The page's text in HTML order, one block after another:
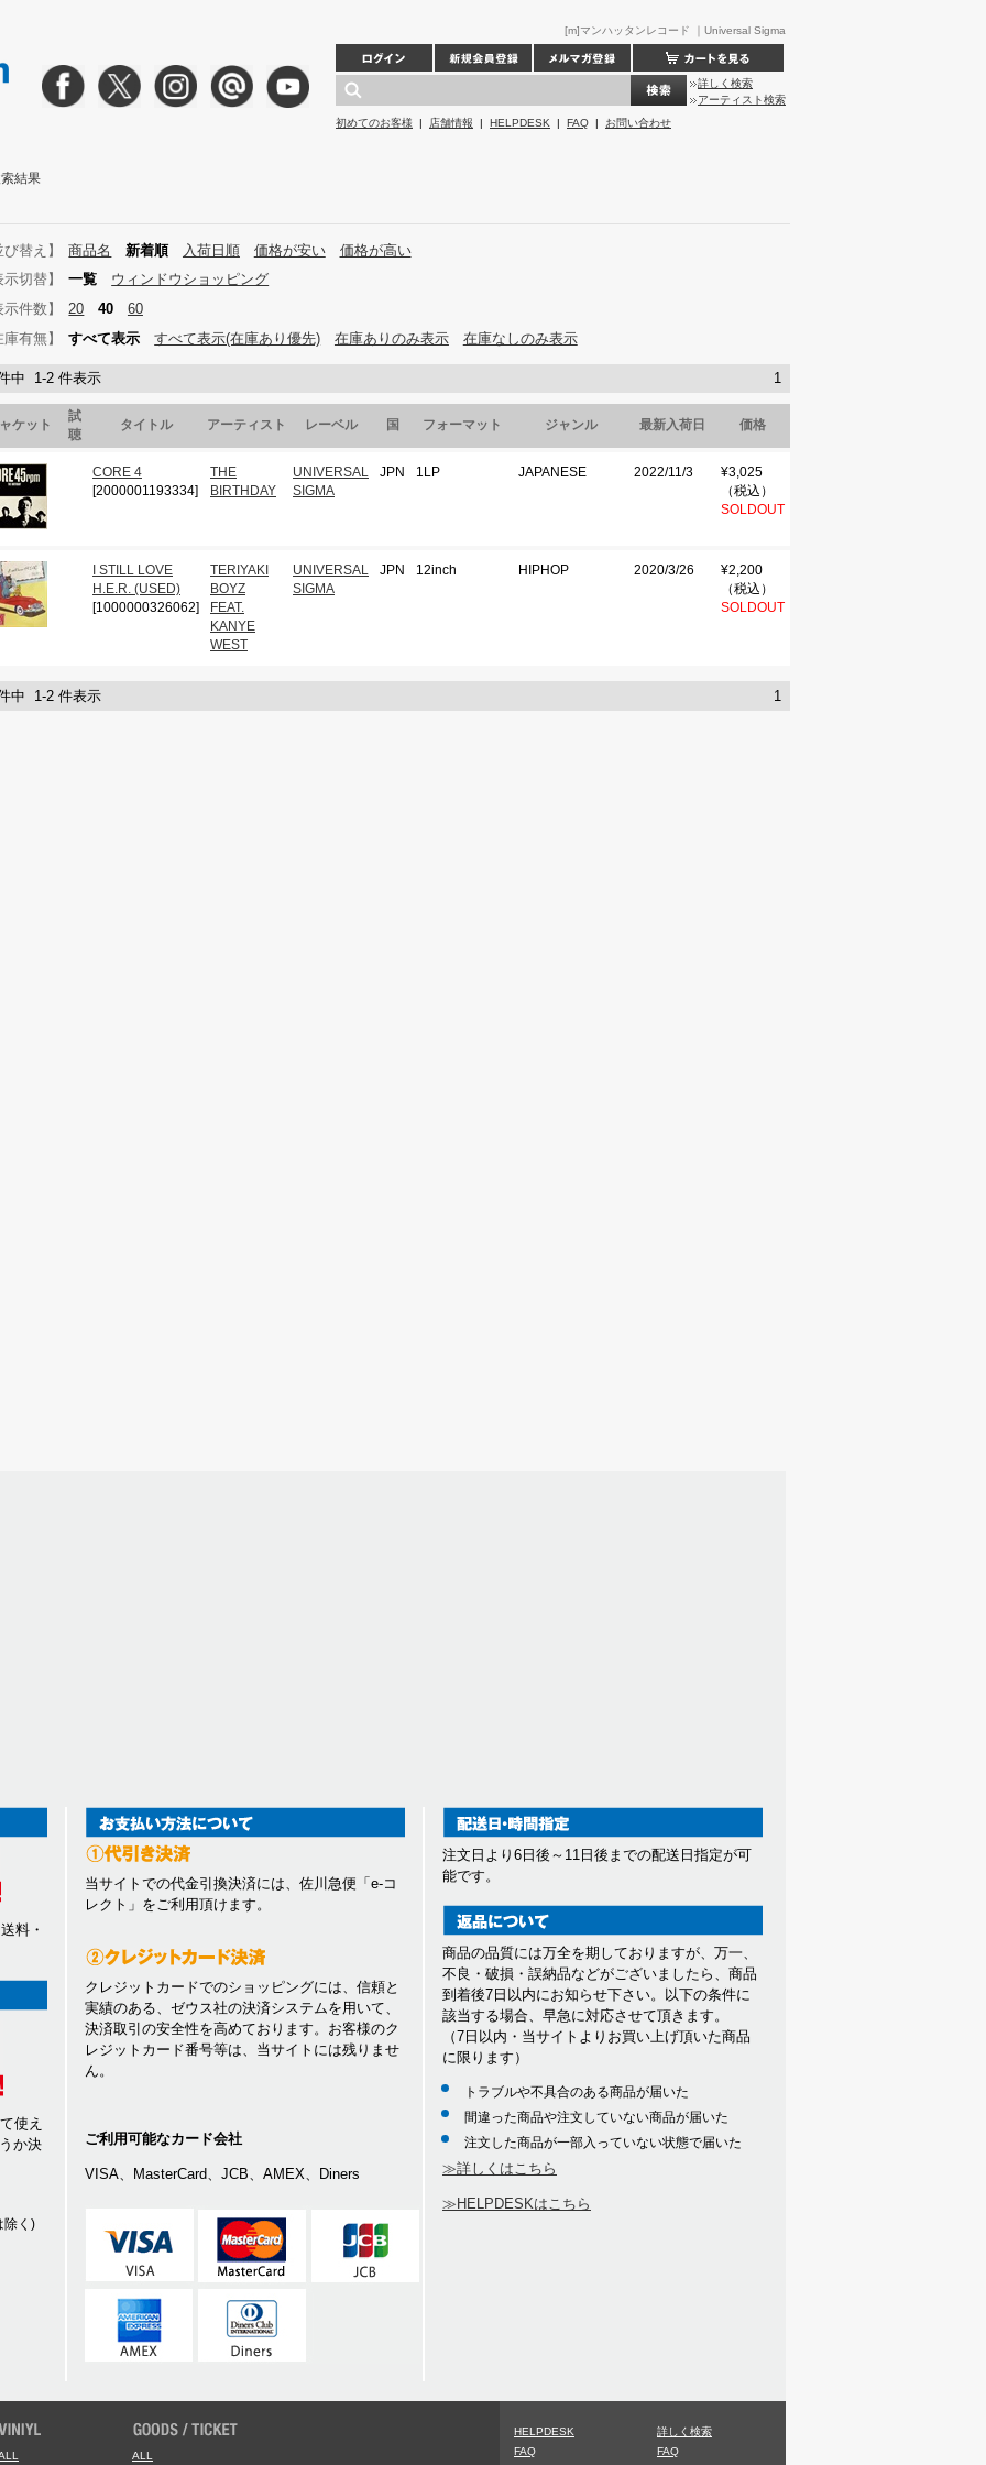
[m]マンハッタンレコード ｜Universal Sigma
詳しく検索
アーティスト検索
初めてのお客様 | 店舗情報 | HELPDESK | FAQ | お問い合わせ
結果
替え】 商品名 新着順 入荷日順 価格が安い
価格が高い
切替】
一覧
ウィンドウショッピング
件数】
20 40
60
有無】
すべて表示 すべて表示(在庫あり優先) 在庫ありのみ表示 在庫なしのみ表示
中 1-2 件表示 1
ケット
試
聴
タイトル アーティスト レーベル 国 フォーマット ジャンル 最新入荷日 価格
CORE 4
[2000001193334]
THE
BIRTHDAY
UNIVERSAL
SIGMA
JPN 1LP JAPANESE 2022/11/3
¥3,025
（税込）
SOLDOUT
I STILL LOVE
H.E.R. (USED)
[1000000326062]
TERIYAKI
BOYZ
FEAT.
KANYE
WEST
UNIVERSAL
SIGMA
JPN 12inch HIPHOP 2020/3/26
¥2,200
（税込）
SOLDOUT
中 1-2 件表示 1
料・
使え
か決
除く)
当サイトでの代金引換決済には、佐川急便「e-コ
レクト」をご利用頂けます。
クレジットカードでのショッピングには、信頼と
実績のある、ゼウス社の決済システムを用いて、
決済取引の安全性を高めております。お客様のク
レジットカード番号等は、当サイトには残りませ
ん。
ご利用可能なカード会社
VISA、MasterCard、JCB、AMEX、Diners
注文日より6日後～11日後までの配送日指定が可
能です。
商品の品質には万全を期しておりますが、万一、
不良・破損・誤納品などがございましたら、商品
到着後7日以内にお知らせ下さい。以下の条件に
該当する場合、早急に対応させて頂きます。
（7日以内・当サイトよりお買い上げ頂いた商品
に限ります）
トラブルや不具合のある商品が届いた
間違った商品や注文していない商品が届いた
注文した商品が一部入っていない状態で届いた
≫詳しくはこちら
≫HELPDESKはこちら
ALL
HELPDESK
FAQ
詳しく検索
FAQ